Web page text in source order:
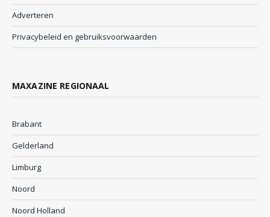
Adverteren
Privacybeleid en gebruiksvoorwaarden
MAXAZINE REGIONAAL
Brabant
Gelderland
Limburg
Noord
Noord Holland